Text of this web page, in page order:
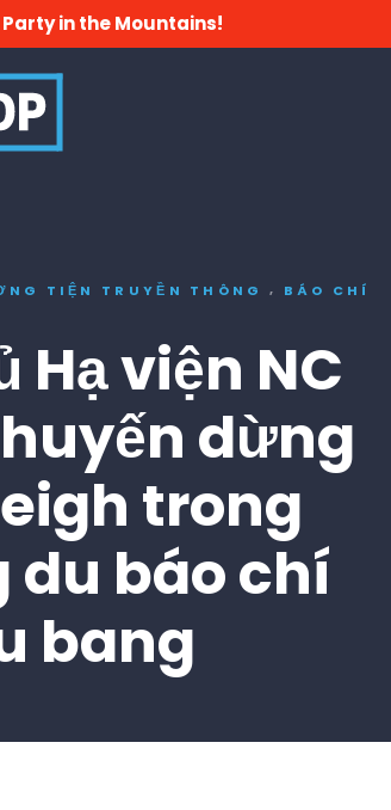
Party in the Mountains!
TIỆN TRUYỀN THÔNG , BÁO CHÍ
Hạ viện NC
dừng
trong
du báo chí
bang